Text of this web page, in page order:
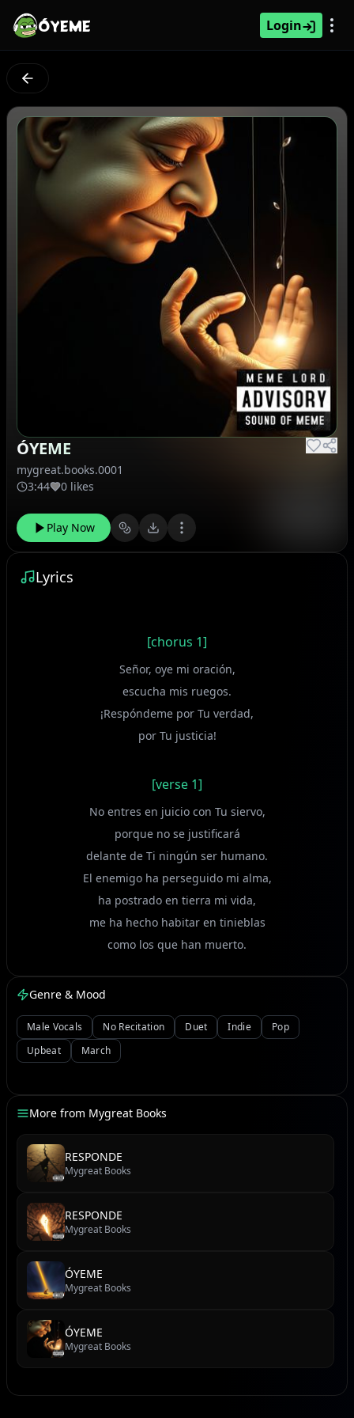
ÓYEME Login
ÓYEME
mygreat.books.0001
3:44
0 likes
Play Now
Lyrics
[chorus 1]
Señor, oye mi oración,
escucha mis ruegos.
¡Respóndeme por Tu verdad,
por Tu justicia!
[verse 1]
No entres en juicio con Tu siervo,
porque no se justificará
delante de Ti ningún ser humano.
El enemigo ha perseguido mi alma,
ha postrado en tierra mi vida,
me ha hecho habitar en tinieblas
como los que han muerto.
Por Tu Nombre, Señor,
me vivificarás;
Mi espíritu se angustió dentro de mí;
meditaba en todas Tus obras;
mi alma Te anhela
Genre & Mood
Male Vocals No Recitation Duet Indie
Pop
Upbeat
March
More from Mygreat Books
RESPONDE
Mygreat Books
RESPONDE
Mygreat Books
ÓYEME
Mygreat Books
ÓYEME
Mygreat Books